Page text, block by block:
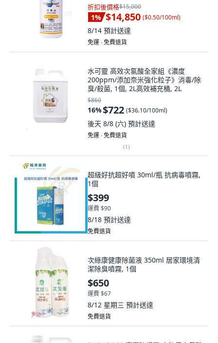
折扣後價格$15,000
1% $14,850 ($0.50/100ml)
8/14 預計送達
免運 ∙ 免費退貨
水可靈 高效次氯酸全家組《濃度
200ppm/添加奈米強化粒子》消毒/除
臭/殺菌, 1個, 2L高效補充桶, 2L
$860
16%$722 ($36.10/100ml)
後天 8/8 (六) 預計送達
免運 ∙ 免費退貨
(1)
超級好抗超好噴 30ml/瓶 抗病毒噴霧,
1個
$399
運費 $90
8/18 預計送達
免費退貨
次綠康健康除菌液 350ml 居家環境清
潔除臭噴霧, 1個
$650
運費 $67
8/12 星期三 預計送達
免費退貨